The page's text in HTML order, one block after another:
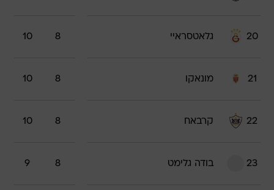
20 גלאטסראיי 8
10
21 מונאקו 8
10
22 קרבאח 8
10
23 בודה גלימט 8
9